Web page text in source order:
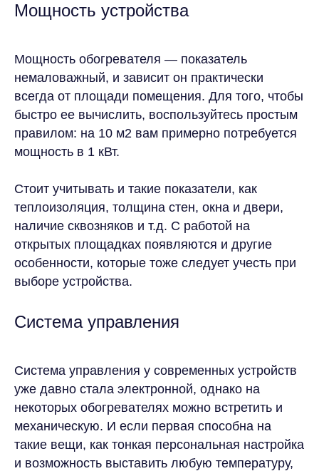
Мощность устройства
Мощность обогревателя — показатель
немаловажный, и зависит он практически
всегда от площади помещения. Для того, чтобы
быстро ее вычислить, воспользуйтесь простым
правилом: на 10 м2 вам примерно потребуется
мощность в 1 кВт.
Стоит учитывать и такие показатели, как
теплоизоляция, толщина стен, окна и двери,
наличие сквозняков и т.д. С работой на
открытых площадках появляются и другие
особенности, которые тоже следует учесть при
выборе устройства.
Система управления
Система управления у современных устройств
уже давно стала электронной, однако на
некоторых обогревателях можно встретить и
механическую. И если первая способна на
такие вещи, как тонкая персональная настройка
и возможность выставить любую температуру,